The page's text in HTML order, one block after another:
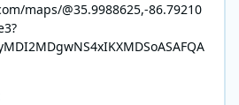
maps/@35.9988625,-86.79210